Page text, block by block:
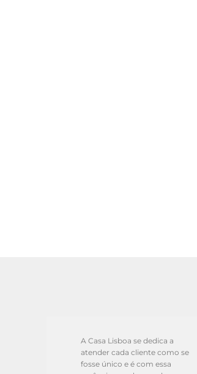
A Casa Lisboa se dedica a
atender cada cliente como se
fosse único e é com essa